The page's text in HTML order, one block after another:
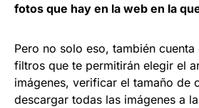
fotos que hay en la web en la
Pero no solo eso, también
filtros que te permitirán elegir el
imágenes, verificar el tamaño de
descargar todas las imágenes a